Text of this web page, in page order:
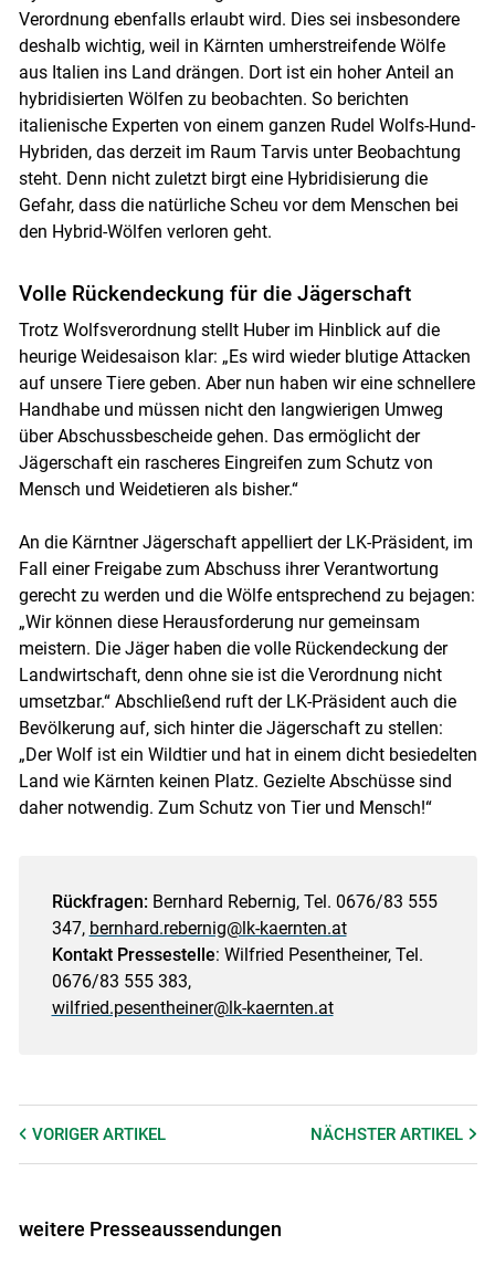
Verordnung ebenfalls erlaubt wird. Dies sei insbesondere
deshalb wichtig, weil in Kärnten umherstreifende Wölfe
aus Italien ins Land drängen. Dort ist ein hoher Anteil an
hybridisierten Wölfen zu beobachten. So berichten
italienische Experten von einem ganzen Rudel Wolfs-Hund-
Hybriden, das derzeit im Raum Tarvis unter Beobachtung
steht. Denn nicht zuletzt birgt eine Hybridisierung die
Gefahr, dass die natürliche Scheu vor dem Menschen bei
den Hybrid-Wölfen verloren geht.
Volle Rückendeckung für die Jägerschaft
Trotz Wolfsverordnung stellt Huber im Hinblick auf die
heurige Weidesaison klar: „Es wird wieder blutige Attacken
auf unsere Tiere geben. Aber nun haben wir eine schnellere
Handhabe und müssen nicht den langwierigen Umweg
über Abschussbescheide gehen. Das ermöglicht der
Jägerschaft ein rascheres Eingreifen zum Schutz von
Mensch und Weidetieren als bisher.“
An die Kärntner Jägerschaft appelliert der LK-Präsident, im
Fall einer Freigabe zum Abschuss ihrer Verantwortung
gerecht zu werden und die Wölfe entsprechend zu bejagen:
„Wir können diese Herausforderung nur gemeinsam
meistern. Die Jäger haben die volle Rückendeckung der
Landwirtschaft, denn ohne sie ist die Verordnung nicht
umsetzbar.“ Abschließend ruft der LK-Präsident auch die
Bevölkerung auf, sich hinter die Jägerschaft zu stellen:
„Der Wolf ist ein Wildtier und hat in einem dicht besiedelten
Land wie Kärnten keinen Platz. Gezielte Abschüsse sind
daher notwendig. Zum Schutz von Tier und Mensch!“
Rückfragen: Bernhard Rebernig, Tel. 0676/83 555
347, bernhard.rebernig@lk-kaernten.at
Kontakt Pressestelle: Wilfried Pesentheiner, Tel.
0676/83 555 383,
wilfried.pesentheiner@lk-kaernten.at
VORIGER ARTIKEL NÄCHSTERARTIKEL
weitere Presseaussendungen